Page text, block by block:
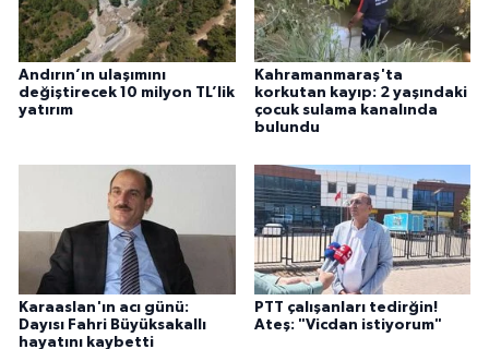
Andırın’ın ulaşımını
değiştirecek 10 milyon TL’lik
yatırım
Kahramanmaraş'ta
korkutan kayıp: 2 yaşındaki
çocuk sulama kanalında
bulundu
Karaaslan'ın acı günü:
Dayısı Fahri Büyüksakallı
hayatını kaybetti
PTT çalışanları tedirğin!
Ateş: "Vicdan istiyorum"